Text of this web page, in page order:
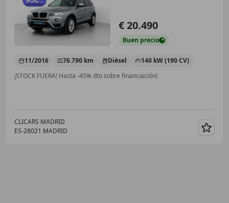
€ 20.490
Buen precio
11/2016 76.790 km Diésel
140 kW (190 CV)
¡STOCK FUERA! Hasta -45% dto sobre financiación!
CLICARS MADRID
ES-28021 MADRID